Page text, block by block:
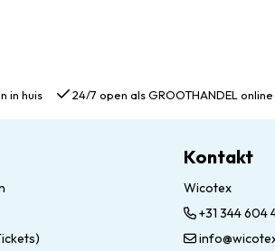
in huis 24/7 open als GROOTHANDEL online
Kontakt
Wicotex
+31 344 604